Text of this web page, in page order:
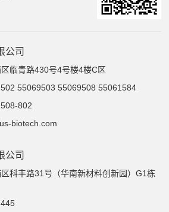
公司
区临青路430号4号楼4楼C区
55069503 55069508 55061584
802
biotech.com
公司
科丰路31号（华南新材料创新园）G1栋